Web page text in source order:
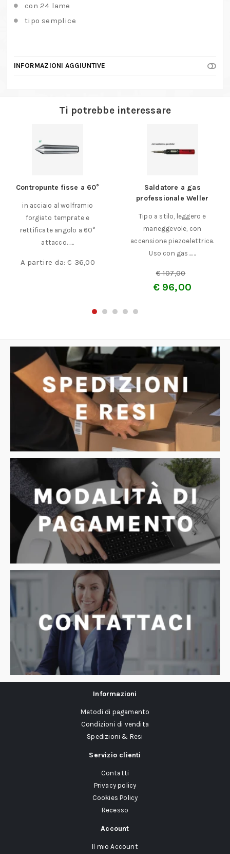
con 24 lame
tipo semplice
INFORMAZIONI AGGIUNTIVE
Ti potrebbe interessare
Contropunte fisse a 60°
in acciaio al wolframio
forgiato temprate e
rettificate angolo a 60°
attacco……
A partire da:€ 36,00
Saldatore a gas
professionale Weller
Tipo a stilo, leggero e
maneggevole, con
accensione piezoelettrica.
Uso con gas……
€107,00
€96,00
Informazioni
Metodi di pagamento
Condizioni di vendita
Spedizioni & Resi
Servizio clienti
Contatti
Privacy policy
Cookies Policy
Recesso
Account
Il mio Account